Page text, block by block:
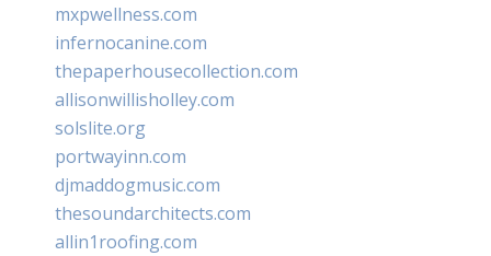
mxpwellness.com
infernocanine.com
thepaperhousecollection.com
allisonwillisholley.com
solslite.org
portwayinn.com
djmaddogmusic.com
thesoundarchitects.com
allin1roofing.com